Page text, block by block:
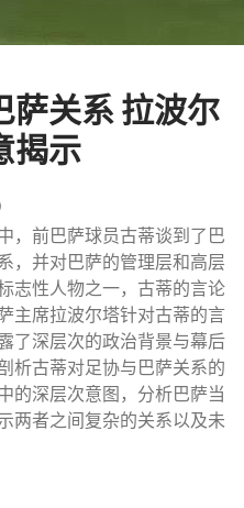
萨关系 拉波尔
揭示
，前巴萨球员古蒂谈到了巴
，并对巴萨的管理层和高层
志性人物之一，古蒂的言论
主席拉波尔塔针对古蒂的言
了深层次的政治背景与幕后
析古蒂对足协与巴萨关系的
的深层次意图，分析巴萨当
两者之间复杂的关系以及未